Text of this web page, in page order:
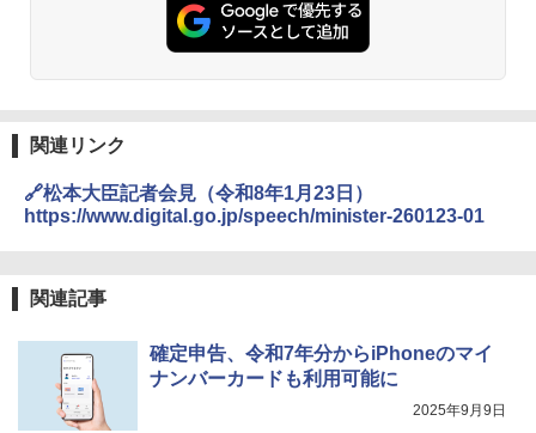
関連リンク
🔗松本大臣記者会見（令和8年1月23日）
https://www.digital.go.jp/speech/minister-260123-01
関連記事
確定申告、令和7年分からiPhoneのマイ
ナンバーカードも利用可能に
2025年9月9日